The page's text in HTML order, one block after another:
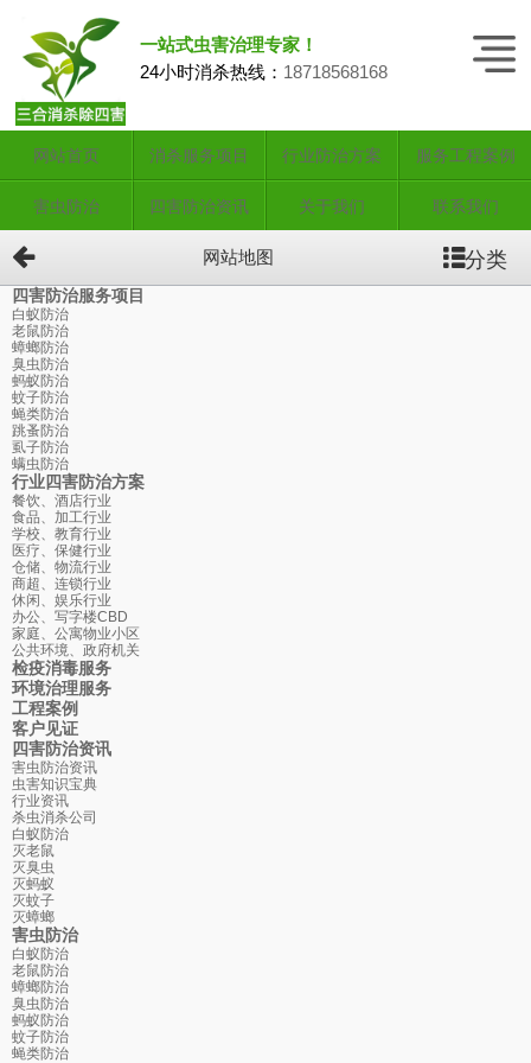
一站式虫害治理专家！
24小时消杀热线： 18718568168
网站首页 消杀服务项目 行业防治方案 服务工程案例
害虫防治 四害防治资讯 关于我们 联系我们
网站地图 分类
四害防治服务项目
白蚁防治
老鼠防治
蟑螂防治
臭虫防治
蚂蚁防治
蚊子防治
蝇类防治
跳蚤防治
虱子防治
螨虫防治
行业四害防治方案
餐饮、酒店行业
食品、加工行业
学校、教育行业
医疗、保健行业
仓储、物流行业
商超、连锁行业
休闲、娱乐行业
办公、写字楼CBD
家庭、公寓物业小区
公共环境、政府机关
检疫消毒服务
环境治理服务
工程案例
客户见证
四害防治资讯
害虫防治资讯
虫害知识宝典
行业资讯
杀虫消杀公司
白蚁防治
灭老鼠
灭臭虫
灭蚂蚁
灭蚊子
灭蟑螂
害虫防治
白蚁防治
老鼠防治
蟑螂防治
臭虫防治
蚂蚁防治
蚊子防治
蝇类防治